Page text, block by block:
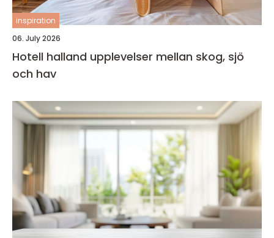
inspiration
06. July 2026
Hotell halland upplevelser mellan skog, sjö
och hav